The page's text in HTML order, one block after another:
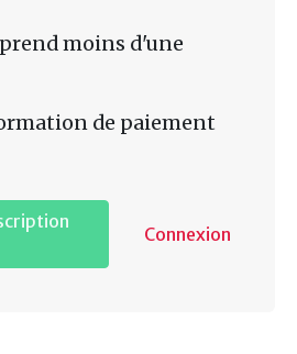
moins d'une
de paiement
Connexion